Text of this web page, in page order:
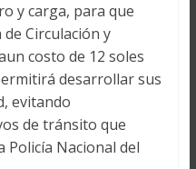
y carga, para que
Circulación y
costo de 12 soles
desarrollar sus
evitando
de tránsito que
Policía Nacional del